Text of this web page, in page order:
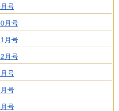
号
月号
月号
月号
号
号
号